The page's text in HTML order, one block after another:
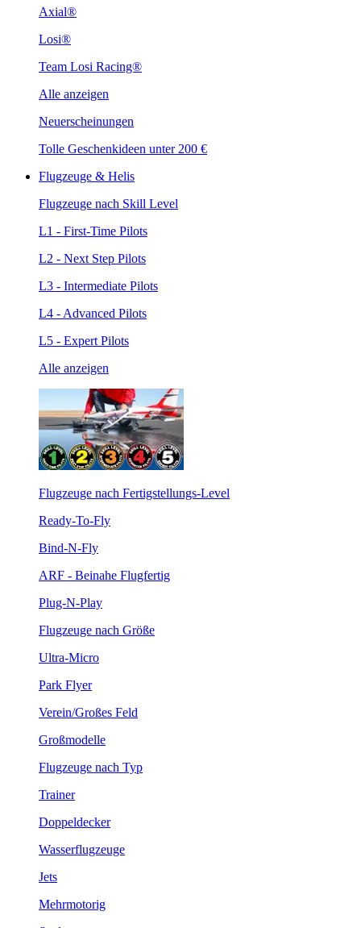
Axial®
Losi®
Team Losi Racing®
Alle anzeigen
Neuerscheinungen
Tolle Geschenkideen unter 200 €
Flugzeuge & Helis
Flugzeuge nach Skill Level
L1 - First-Time Pilots
L2 - Next Step Pilots
L3 - Intermediate Pilots
L4 - Advanced Pilots
L5 - Expert Pilots
Alle anzeigen
Flugzeuge nach Fertigstellungs-Level
Ready-To-Fly
Bind-N-Fly
ARF - Beinahe Flugfertig
Plug-N-Play
Flugzeuge nach Größe
Ultra-Micro
Park Flyer
Verein/Großes Feld
Großmodelle
Flugzeuge nach Typ
Trainer
Doppeldecker
Wasserflugzeuge
Jets
Mehrmotorig